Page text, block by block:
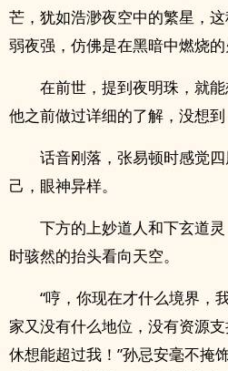
芒，犹如浩渺夜空中的繁星，
弱夜强，仿佛是在黑暗中燃烧的
在前世，提到夜明珠，就
他之前做过详细的了解，没想
话音刚落，张易顿时感觉
己，眼神异样。
下方的上妙道人和下玄道
时骇然的抬头看向天空。
“哼，你现在才什么境界，
家又没有什么地位，没有资源
休想能超过我！”孙忌安毫不掩